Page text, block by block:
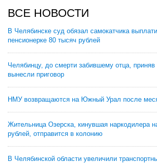
ВСЕ НОВОСТИ
В Челябинске суд обязал самокатчика
пенсионерке 80 тысяч рублей
Челябинцу, до смерти забившему отца, приняв
вынесли приговор
НМУ возвращаются на Южный Урал после
Жительница Озерска, кинувшая наркодилера
рублей, отправится в колонию
В Челябинской области увеличили